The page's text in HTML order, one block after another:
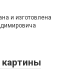
и изготовлена